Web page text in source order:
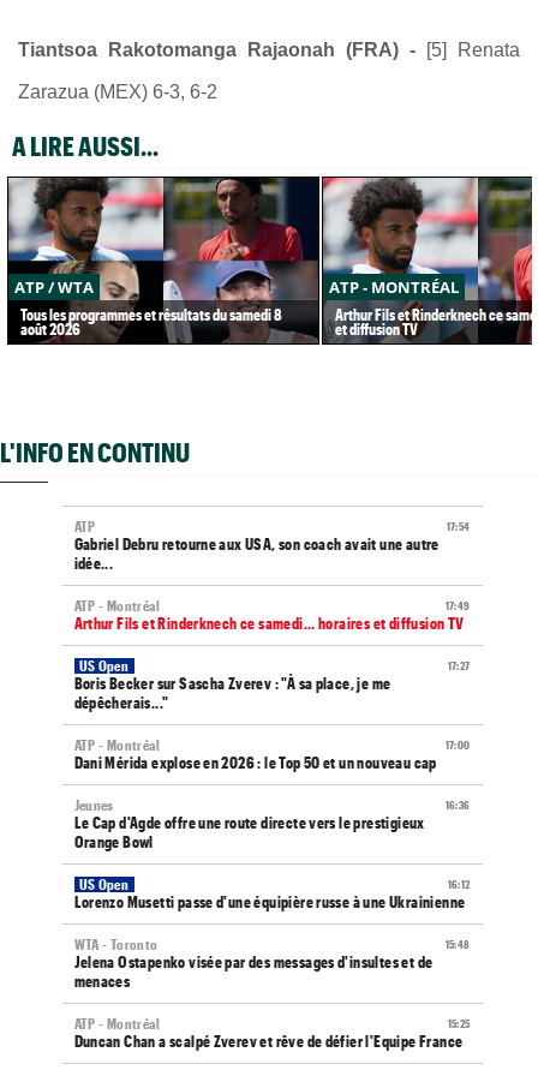
Tiantsoa Rakotomanga Rajaonah (FRA) - [5] Renata
Zarazua (MEX) 6-3, 6-2
A LIRE AUSSI...
ATP / WTA
Tous les programmes et résultats du samedi 8
août 2026
ATP - MONTRÉAL
Arthur Fils et Rinderknech ce
et diffusion TV
L'INFO EN CONTINU
17:54
ATP
Gabriel Debru retourne aux USA, son coach avait une autre
idée...
17:49
ATP - Montréal
Arthur Fils et Rinderknech ce samedi... horaires et diffusion TV
17:27
US Open
Boris Becker sur Sascha Zverev : "À sa place, je me
dépêcherais..."
17:00
ATP - Montréal
Dani Mérida explose en 2026 : le Top 50 et un nouveau cap
16:36
Jeunes
Le Cap d'Agde offre une route directe vers le prestigieux
Orange Bowl
16:12
US Open
Lorenzo Musetti passe d'une équipière russe à une Ukrainienne
15:48
WTA - Toronto
Jelena Ostapenko visée par des messages d'insultes et de
menaces
15:25
ATP - Montréal
Duncan Chan a scalpé Zverev et rêve de défier l'Equipe France